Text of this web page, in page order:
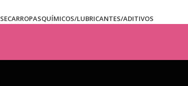
SECARROPASQUÍMICOS/LUBRICANTES/ADITIVOS